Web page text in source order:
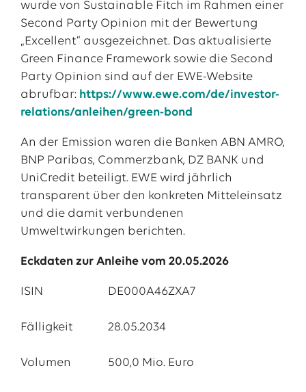
wurde von Sustainable Fitch im Rahmen einer
Second Party Opinion mit der Bewertung
„Excellent“ ausgezeichnet. Das aktualisierte
Green Finance Framework sowie die Second
Party Opinion sind auf der EWE-Website
abrufbar: https://www.ewe.com/de/investor-
relations/anleihen/green-bond
An der Emission waren die Banken ABN AMRO,
BNP Paribas, Commerzbank, DZ BANK und
UniCredit beteiligt. EWE wird jährlich
transparent über den konkreten Mitteleinsatz
und die damit verbundenen
Umweltwirkungen berichten.
Eckdaten zur Anleihe vom 20.05.2026
ISIN 			DE000A46ZXA7
Fälligkeit 		28.05.2034
Volumen 		500,0 Mio. Euro